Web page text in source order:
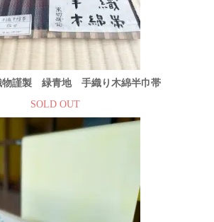
物謹製 緑青地 手織り木綿半巾帯
SOLD OUT